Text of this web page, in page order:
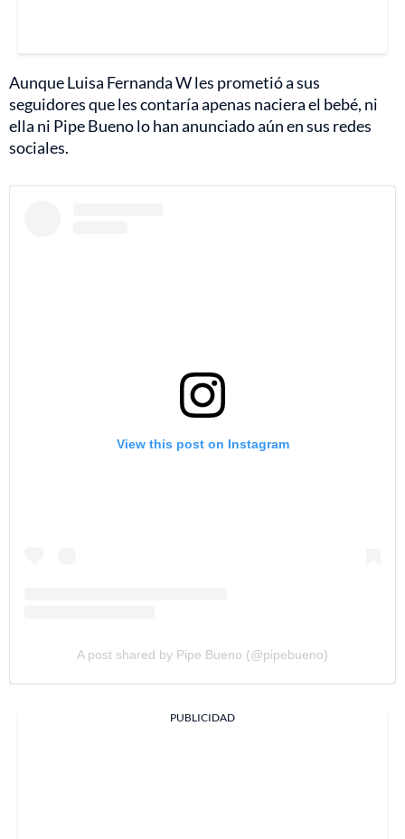
Aunque Luisa Fernanda W les prometió a sus
seguidores que les contaría apenas naciera el bebé, ni
ella ni Pipe Bueno lo han anunciado aún en sus redes
sociales.
View this post on Instagram
A post shared by Pipe Bueno (@pipebueno)
PUBLICIDAD